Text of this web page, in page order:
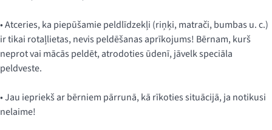
• Atceries, ka piepūšamie peldlīdzekļi (riņķi, matrači, bumbas u. c.)
ir tikai rotaļlietas, nevis peldēšanas aprīkojums! Bērnam, kurš
neprot vai mācās peldēt, atrodoties ūdenī, jāvelk speciāla
peldveste.
• Jau iepriekš ar bērniem pārrunā, kā rīkoties situācijā, ja notikusi
nelaime!